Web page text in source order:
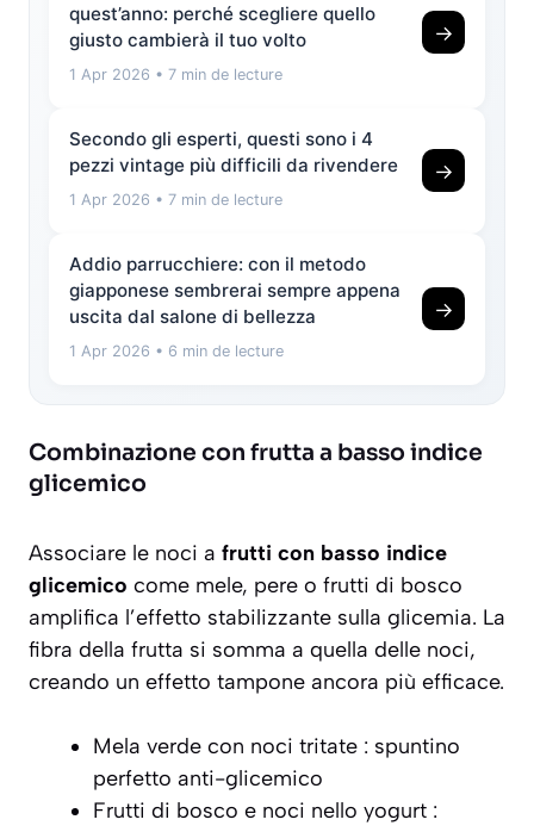
quest’anno: perché scegliere quello
giusto cambierà il tuo volto
1 Apr 2026 • 7 min de lecture
→
Secondo gli esperti, questi sono i 4
pezzi vintage più difficili da rivendere
1 Apr 2026 • 7 min de lecture
→
Addio parrucchiere: con il metodo
giapponese sembrerai sempre appena
uscita dal salone di bellezza
1 Apr 2026 • 6 min de lecture
→
Combinazione con frutta a basso indice
glicemico
Associare le noci a frutti con basso indice
glicemico come mele, pere o frutti di bosco
amplifica l’effetto stabilizzante sulla glicemia. La
fibra della frutta si somma a quella delle noci,
creando un effetto tampone ancora più efficace.
Mela verde con noci tritate : spuntino
perfetto anti-glicemico
Frutti di bosco e noci nello yogurt :